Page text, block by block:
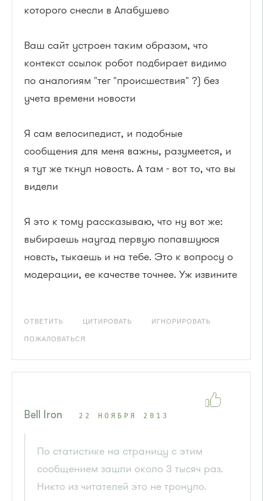
которого снесли в Алабушево
Ваш сайт устроен таким образом, что
контекст ссылок робот подбирает видимо
по аналогиям "тег "происшествия" ?) без
учета времени новости
Я сам велосипедист, и подобные
сообщения для меня важны, разумеется, и
я тут же ткнул новость. А там - вот то, что вы
видели
Я это к тому рассказываю, что ну вот же:
выбираешь наугад первую попавшуюся
новсть, тыкаешь и на тебе. Это к вопросу о
модерации, ее качестве точнее. Уж извините
ОТВЕТИТЬ ЦИТИРОВАТЬ ИГНОРИРОВАТЬ
ПОЖАЛОВАТЬСЯ
Bell Iron 22 НОЯБРЯ 2013
По статистике на страницу с этим
сообщением зашли около 3 тысяч раз.
Никто из читателей это не тронуло.